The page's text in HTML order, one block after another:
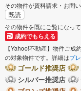
その物件が資料請求・お問
既読
その物件を既にご覧になっ
成約でもらえる
【Yahoo!不動産】物件ご成
の対象物件です。詳細はプ
ゴールド推奨店
シルバー推奨店